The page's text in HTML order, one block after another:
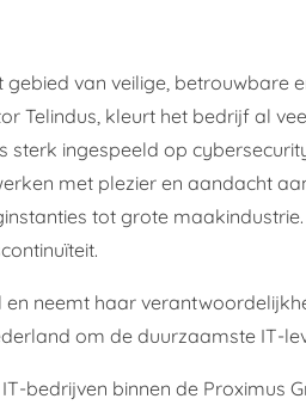
van veilige, betrouwbare
Telindus, kleurt het bedrijf al
ingespeeld op
met plezier en aandacht
tot grote
neemt haar
om de duurzaamste IT-
bedrijven binnen de Proximus